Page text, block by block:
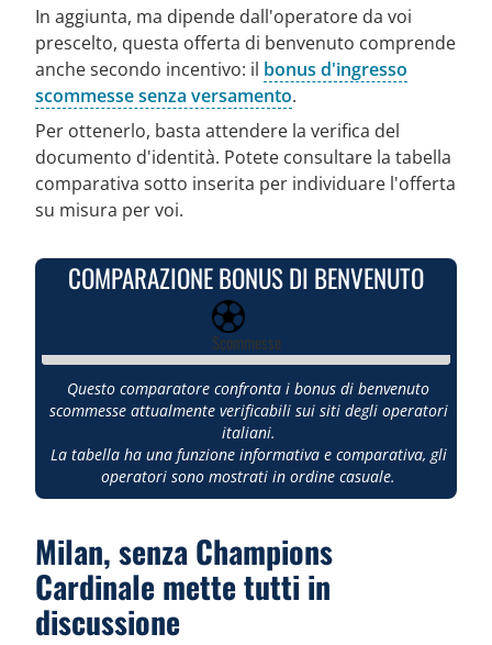
In aggiunta, ma dipende dall'operatore da voi
prescelto, questa offerta di benvenuto comprende
anche secondo incentivo: il bonus d'ingresso
scommesse senza versamento.
Per ottenerlo, basta attendere la verifica del
documento d'identità. Potete consultare la tabella
comparativa sotto inserita per individuare l'offerta
su misura per voi.
COMPARAZIONE BONUS DI BENVENUTO
Scommesse
Questo comparatore confronta i bonus di benvenuto
scommesse attualmente verificabili sui siti degli operatori
italiani.
La tabella ha una funzione informativa e comparativa, gli
operatori sono mostrati in ordine casuale.
Milan, senza Champions
Cardinale mette tutti in
discussione